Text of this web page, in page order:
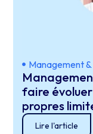
Management
faire
propres
Lire l'article